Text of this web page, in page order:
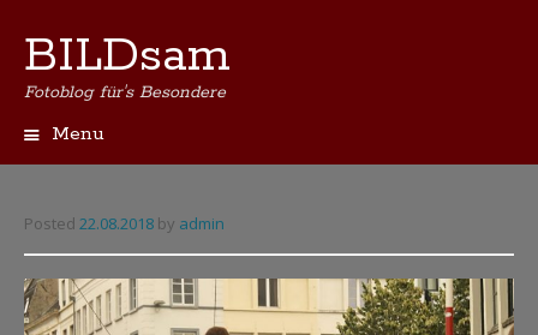
BILDsam
Fotoblog für's Besondere
Menu
Posted 22.08.2018 by admin